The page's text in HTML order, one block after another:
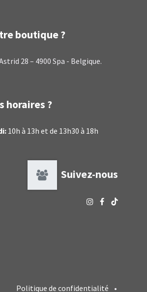
boutique ?
28 – 4900 Spa - Belgique.
horaires ?
10h à 13h et de 13h30 à 18h
Suivez-nous
Politique de confidentialité •